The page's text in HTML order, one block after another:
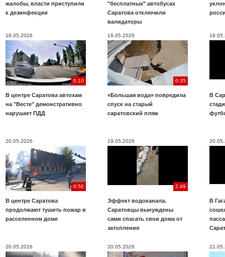
жалобы, власти приступили
к дезинфекции
"бесплатных" автобусах
Саратова отключили
валидаторы
18.05.2026
0:10
В центре Саратова автохам
на "Весте" демонстративно
нарушает ПДД
18.05.2026
0:35
«Большая вода» повредила
спуск на старый
саратовский пляж
В
20.05.2026
0:50
В центре Саратова
продолжают тушить пожар в
расселенном доме
19.05.2026
2:49
Эффект водоканала.
Саратовцы вынуждены
сами спасать свои дома от
затопления
В
20.05.2026 20.05.2026